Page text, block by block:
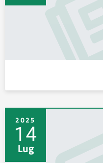
2025
14
Lug